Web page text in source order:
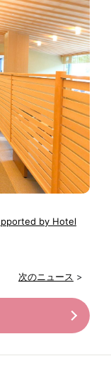
by Hotel
次のニュース >